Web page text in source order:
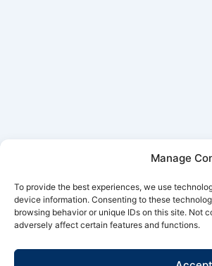
Manage
To provide the best experiences, we use
device information. Consenting to these
browsing behavior or unique IDs on this site. Not
adversely affect certain features and functions.